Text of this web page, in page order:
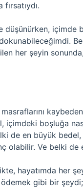
düşünürken,
dokunabileceğimdi.
her şeyin
içimdeki boşluğa
de en büyük
olabilir. Ve belki de
hayatımda her
ödemek gibi bir